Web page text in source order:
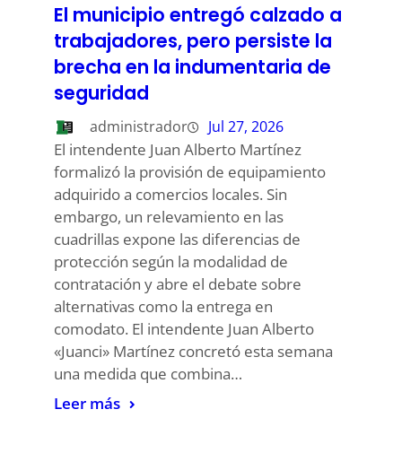
El municipio entregó calzado a
trabajadores, pero persiste la
brecha en la indumentaria de
seguridad
administrador Jul 27, 2026
El intendente Juan Alberto Martínez
formalizó la provisión de equipamiento
adquirido a comercios locales. Sin
embargo, un relevamiento en las
cuadrillas expone las diferencias de
protección según la modalidad de
contratación y abre el debate sobre
alternativas como la entrega en
comodato. El intendente Juan Alberto
«Juanci» Martínez concretó esta semana
una medida que combina…
Leer más